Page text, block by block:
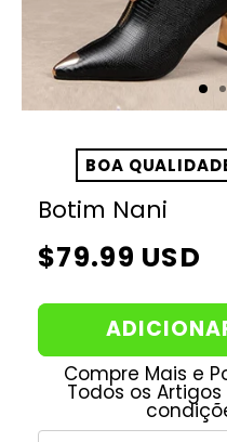
BOA
Botim Nani
Preço
$79.99 USD
Compre Mais e
Todos os